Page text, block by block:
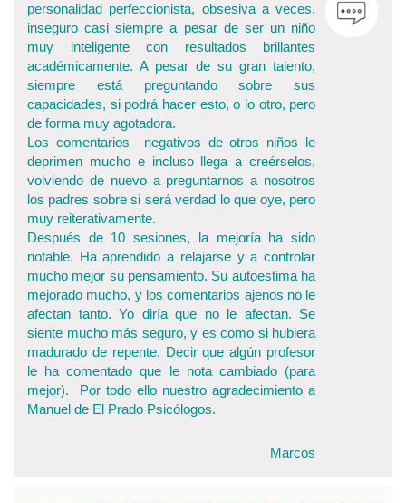
personalidad perfeccionista, obsesiva a veces,
inseguro casi siempre a pesar de ser un niño
muy inteligente con resultados brillantes
académicamente. A pesar de su gran talento,
siempre está preguntando sobre sus
capacidades, si podrá hacer esto, o lo otro, pero
de forma muy agotadora.
Los comentarios negativos de otros niños le
deprimen mucho e incluso llega a creérselos,
volviendo de nuevo a preguntarnos a nosotros
los padres sobre si será verdad lo que oye, pero
muy reiterativamente.
Después de 10 sesiones, la mejoría ha sido
notable. Ha aprendido a relajarse y a controlar
mucho mejor su pensamiento. Su autoestima ha
mejorado mucho, y los comentarios ajenos no le
afectan tanto. Yo diría que no le afectan. Se
siente mucho más seguro, y es como si hubiera
madurado de repente. Decir que algún profesor
le ha comentado que le nota cambiado (para
mejor). Por todo ello nuestro agradecimiento a
Manuel de El Prado Psicólogos.
Marcos